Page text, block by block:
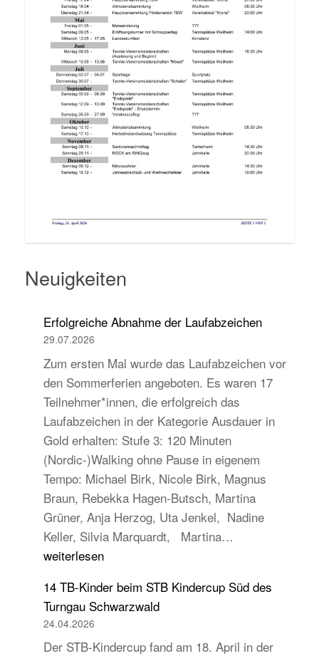
Neuigkeiten
Erfolgreiche Abnahme der Laufabzeichen
29.07.2026
Zum ersten Mal wurde das Laufabzeichen vor
den Sommerferien angeboten. Es waren 17
Teilnehmer*innen, die erfolgreich das
Laufabzeichen in der Kategorie Ausdauer in
Gold erhalten: Stufe 3: 120 Minuten
(Nordic-)Walking ohne Pause in eigenem
Tempo: Michael Birk, Nicole Birk, Magnus
Braun, Rebekka Hagen-Butsch, Martina
Grüner, Anja Herzog, Uta Jenkel, Nadine
Keller, Silvia Marquardt, Martina…
Laufabzeichen
weiterlesen
14 TB-Kinder beim STB Kindercup Süd des
Turngau Schwarzwald
24.04.2026
Der STB-Kindercup fand am 18. April in der